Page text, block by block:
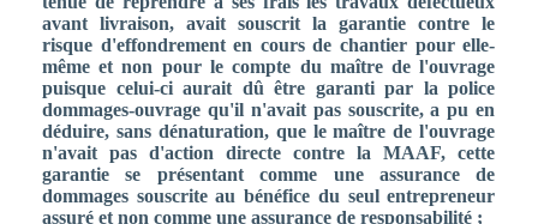
avant livraison, avait souscrit la garantie contre le
risque d'effondrement en cours de chantier pour elle-
même et non pour le compte du maître de l'ouvrage
puisque celui-ci aurait dû être garanti par la police
dommages-ouvrage qu'il n'avait pas souscrite, a pu en
déduire, sans dénaturation, que le maître de l'ouvrage
n'avait pas d'action directe contre la MAAF, cette
garantie se présentant comme une assurance de
dommages souscrite au bénéfice du seul entrepreneur
assuré et non comme une assurance de responsabilité ;